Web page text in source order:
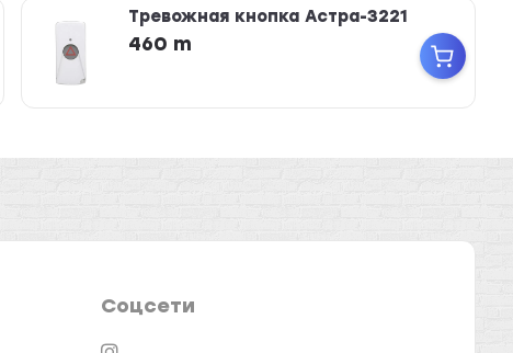
Тревожная кнопка Астра-3221
460 m
Соцсети